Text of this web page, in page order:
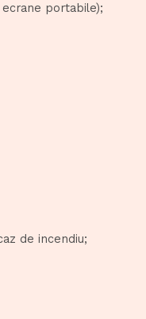
portabile);
de incendiu;